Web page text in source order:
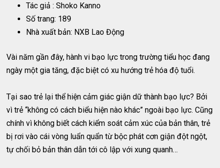
Tác giả : Shoko Kanno
Số trang: 189
Nhà xuất bản: NXB Lao Động
Vài năm gần đây, hành vi bạo lực trong trường tiểu học đang
ngày một gia tăng, đặc biệt có xu hướng trẻ hóa độ tuổi.
Tại sao trẻ lại thể hiện cảm giác giận dữ thành bạo lực? Bởi
vì trẻ “không có cách biểu hiện nào khác” ngoài bạo lực. Cũng
chính vì không biết cách kiểm soát cảm xúc của bản thân, trẻ
bị rơi vào cái vòng luẩn quẩn từ bộc phát cơn giận đột ngột,
tự chối bỏ bản thân dẫn tới cô lập với xung quanh…